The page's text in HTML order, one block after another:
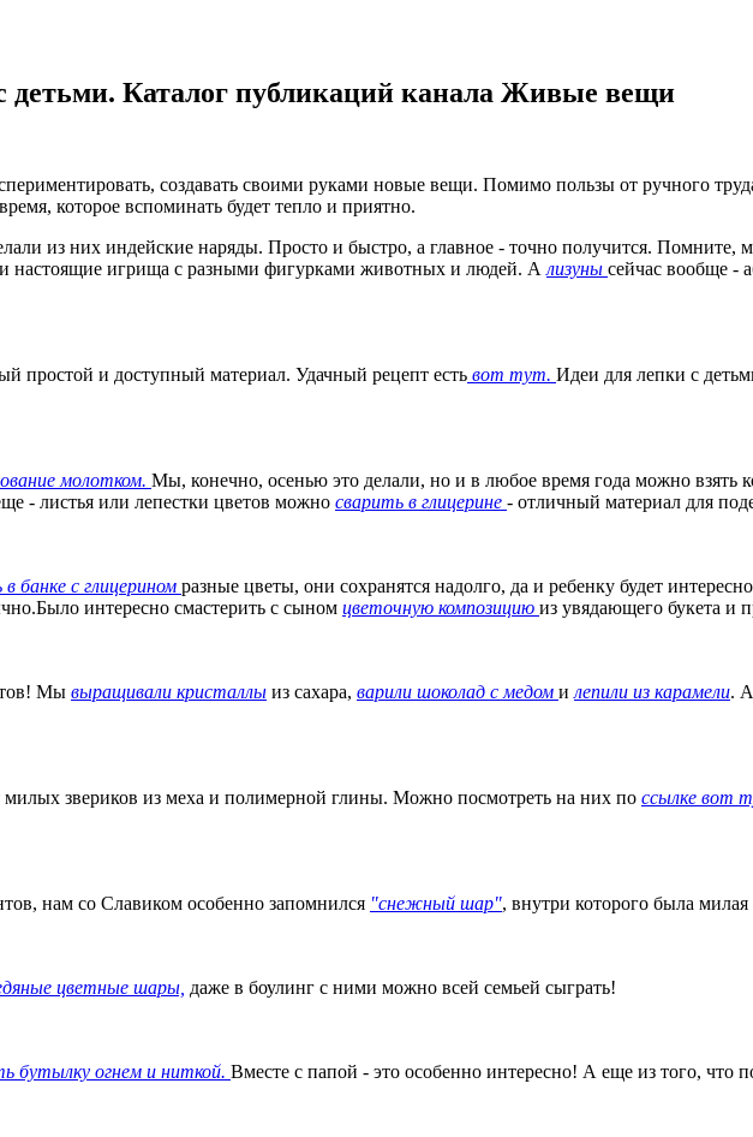
детьми. Каталог публикаций канала Живые вещи
создавать своими руками новые вещи. Помимо пользы от ручного
которое вспоминать будет тепло и приятно.
из них индейские наряды. Просто и быстро, а главное - точно получится. Помните,
настоящие игрища с разными фигурками животных и людей. А лизуны сейчас вообще -
простой и доступный материал. Удачный рецепт есть вот тут. Идеи для лепки с
молотком. Мы, конечно, осенью это делали, но и в любое время года можно взять
- листья или лепестки цветов можно сварить в глицерине - отличный материал для
банке с глицерином разные цветы, они сохранятся надолго, да и ребенку будет
интересно смастерить с сыном цветочную композицию из увядающего букета и
Мы выращивали кристаллы из сахара, варили шоколад с медом и лепили из карамели.
милых звериков из меха и полимерной глины. Можно посмотреть на них по ссылке вот
нам со Славиком особенно запомнился "снежный шар", внутри которого была милая
цветные шары, даже в боулинг с ними можно всей семьей сыграть!
бутылку огнем и ниткой. Вместе с папой - это особенно интересно! А еще из того, что